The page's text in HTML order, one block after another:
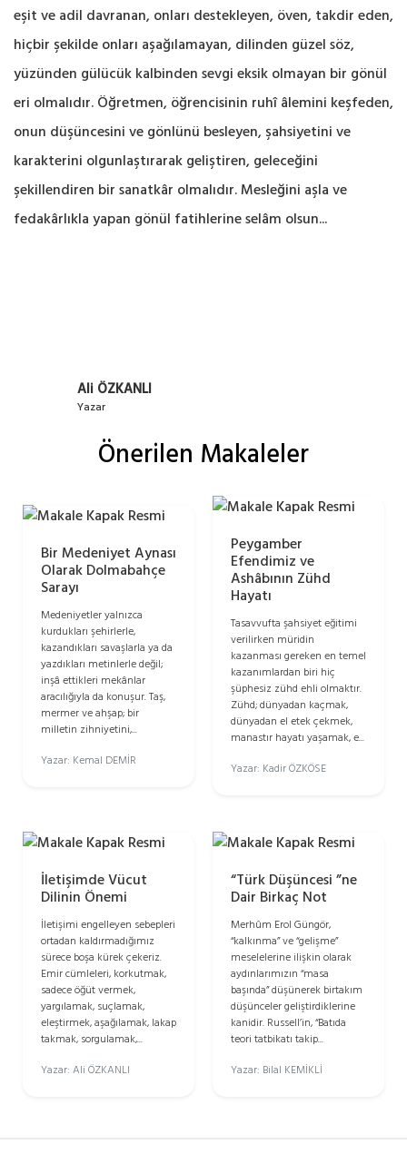
eşit ve adil davranan, onları destekleyen, öven, takdir eden,
hiçbir şekilde onları aşağılamayan, dilinden güzel söz,
yüzünden gülücük kalbinden sevgi eksik olmayan bir gönül
eri olmalıdır. Öğretmen, öğrencisinin ruhî âlemini keşfeden,
onun düşüncesini ve gönlünü besleyen, şahsiyetini ve
karakterini olgunlaştırarak geliştiren, geleceğini
şekillendiren bir sanatkâr olmalıdır. Mesleğini aşla ve
fedakârlıkla yapan gönül fatihlerine selâm olsun...
Ali ÖZKANLI
Yazar
Önerilen Makaleler
Bir Medeniyet Aynası
Olarak Dolmabahçe
Sarayı
Medeniyetler yalnızca
kurdukları şehirlerle,
kazandıkları savaşlarla ya da
yazdıkları metinlerle değil;
inşâ ettikleri mekânlar
aracılığıyla da konuşur. Taş,
mermer ve ahşap; bir
milletin zihniyetini,...
Yazar: Kemal DEMİR
Peygamber
Efendimiz ve
Ashâbının Zühd
Hayatı
Tasavvufta şahsiyet eğitimi
verilirken müridin
kazanması gereken en temel
kazanımlardan biri hiç
şüphesiz zühd ehli olmaktır.
Zühd; dünyadan kaçmak,
dünyadan el etek çekmek,
manastır hayatı yaşamak, e...
Yazar: Kadir ÖZKÖSE
İletişimde Vücut
Dilinin Önemi
İletişimi engelleyen sebepleri
ortadan kaldırmadığımız
sürece boşa kürek çekeriz.
Emir cümleleri, korkutmak,
sadece öğüt vermek,
yargılamak, suçlamak,
eleştirmek, aşağılamak, lakap
takmak, sorgulamak,...
Yazar: Ali ÖZKANLI
“Türk Düşüncesi ”ne
Dair Birkaç Not
Merhûm Erol Güngör,
“kalkınma” ve “gelişme”
meselelerine ilişkin olarak
aydınlarımızın “masa
başında” düşünerek birtakım
düşünceler geliştirdiklerine
kanidir. Russell’in, “Batıda
teori tatbikatı takip...
Yazar: Bilal KEMİKLİ